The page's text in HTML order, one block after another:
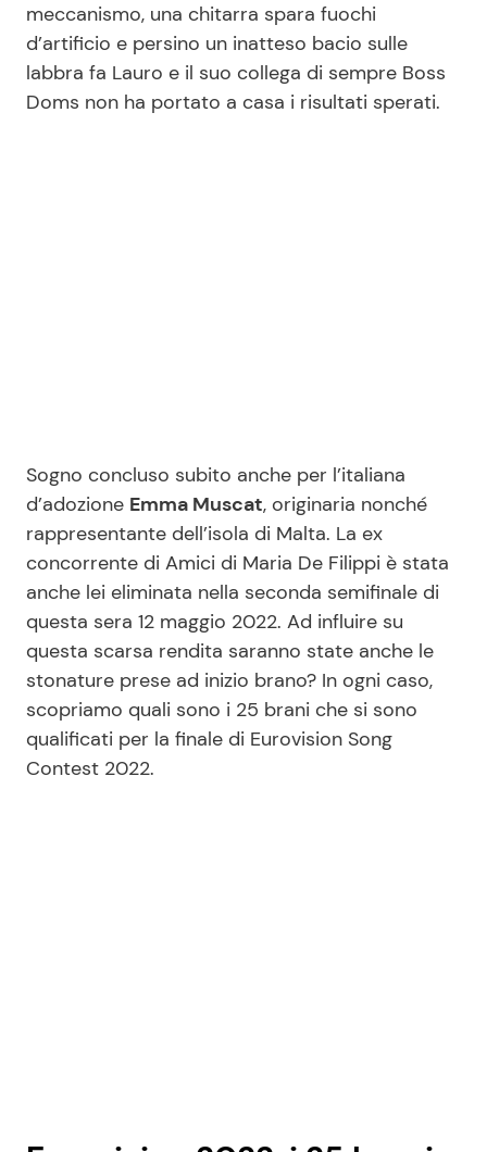
Seguici
meccanismo, una chitarra spara fuochi
d’artificio e persino un inatteso bacio sulle
labbra fa Lauro e il suo collega di sempre Boss
Doms non ha portato a casa i risultati sperati.
Sogno concluso subito anche per l’italiana
d’adozione Emma Muscat, originaria nonché
rappresentante dell’isola di Malta. La ex
concorrente di Amici di Maria De Filippi è stata
anche lei eliminata nella seconda semifinale di
questa sera 12 maggio 2022. Ad influire su
questa scarsa rendita saranno state anche le
stonature prese ad inizio brano? In ogni caso,
scopriamo quali sono i 25 brani che si sono
qualificati per la finale di Eurovision Song
Contest 2022.